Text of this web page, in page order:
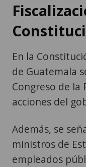
En la
de Guatemala
Congreso de la
acciones del
Además, se
ministros de
empleados